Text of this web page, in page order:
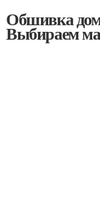
Обшивка
Выбираем